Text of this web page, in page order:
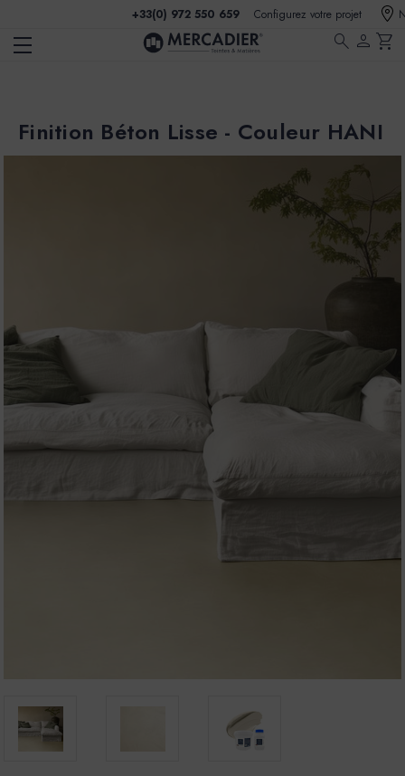
+33(0) 972 550 659 Configurez votre projet
search person shopping_cart
Finition Béton Lisse - Couleur HANI